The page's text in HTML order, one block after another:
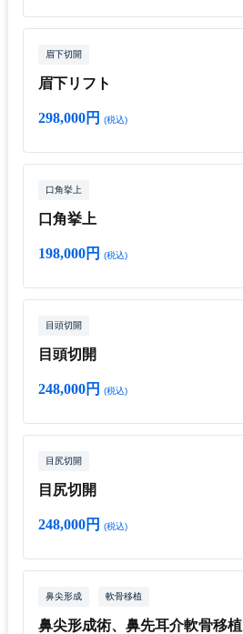
眉下切開
眉下リフト
298,000円 (税込)
口角挙上
口角挙上
198,000円 (税込)
目頭切開
目頭切開
248,000円 (税込)
目尻切開
目尻切開
248,000円 (税込)
鼻尖形成 軟骨移植
鼻尖形成術、鼻先耳介軟骨移植